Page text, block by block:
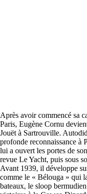
Après avoir commencé sa
Paris, Eugène Cornu
Jouët à Sartrouville.
profonde reconnaissance à
lui a ouvert les portes de
revue Le Yacht, puis sous
Avant 1939, il développe
comme le « Bélouga » qui
bateaux, le sloop bermudien